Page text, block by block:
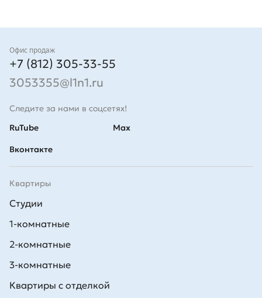
Контакты
Офис продаж
+7 (812) 305-33-55
3053355@l1n1.ru
Следите за нами в соцсетях!
RuTube
Вконтакте
Max
Квартиры
Студии
1-комнатные
2-комнатные
3-комнатные
Квартиры с отделкой